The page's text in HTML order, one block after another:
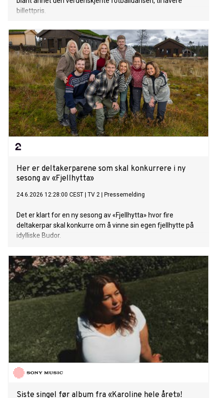
billettpris.
Her er deltakerparene som skal konkurrere i ny
sesong av «Fjellhytta»
24.6.2026 12:28:00 CEST TV 2 Pressemelding
Det er klart for en ny sesong av «Fjellhytta» hvor fire
deltakerpar skal konkurre om å vinne sin egen fjellhytte på
idylliske Budor.
Siste singel før album fra «Karoline hele året»!